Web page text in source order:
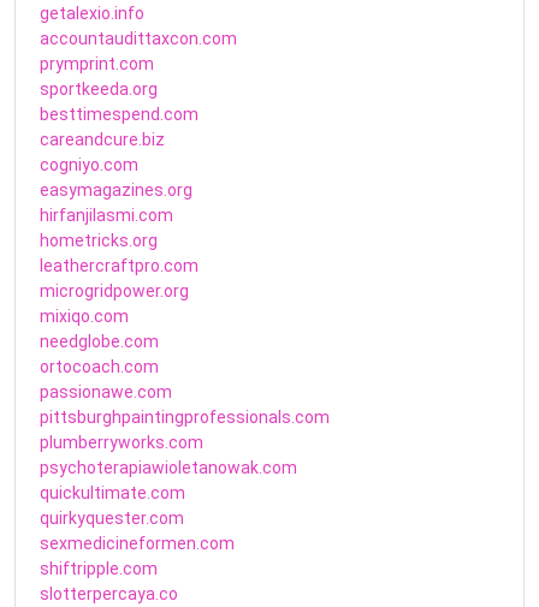
getalexio.info
accountaudittaxcon.com
prymprint.com
sportkeeda.org
besttimespend.com
careandcure.biz
cogniyo.com
easymagazines.org
hirfanjilasmi.com
hometricks.org
leathercraftpro.com
microgridpower.org
mixiqo.com
needglobe.com
ortocoach.com
passionawe.com
pittsburghpaintingprofessionals.com
plumberryworks.com
psychoterapiawioletanowak.com
quickultimate.com
quirkyquester.com
sexmedicineformen.com
shiftripple.com
slotterpercaya.co